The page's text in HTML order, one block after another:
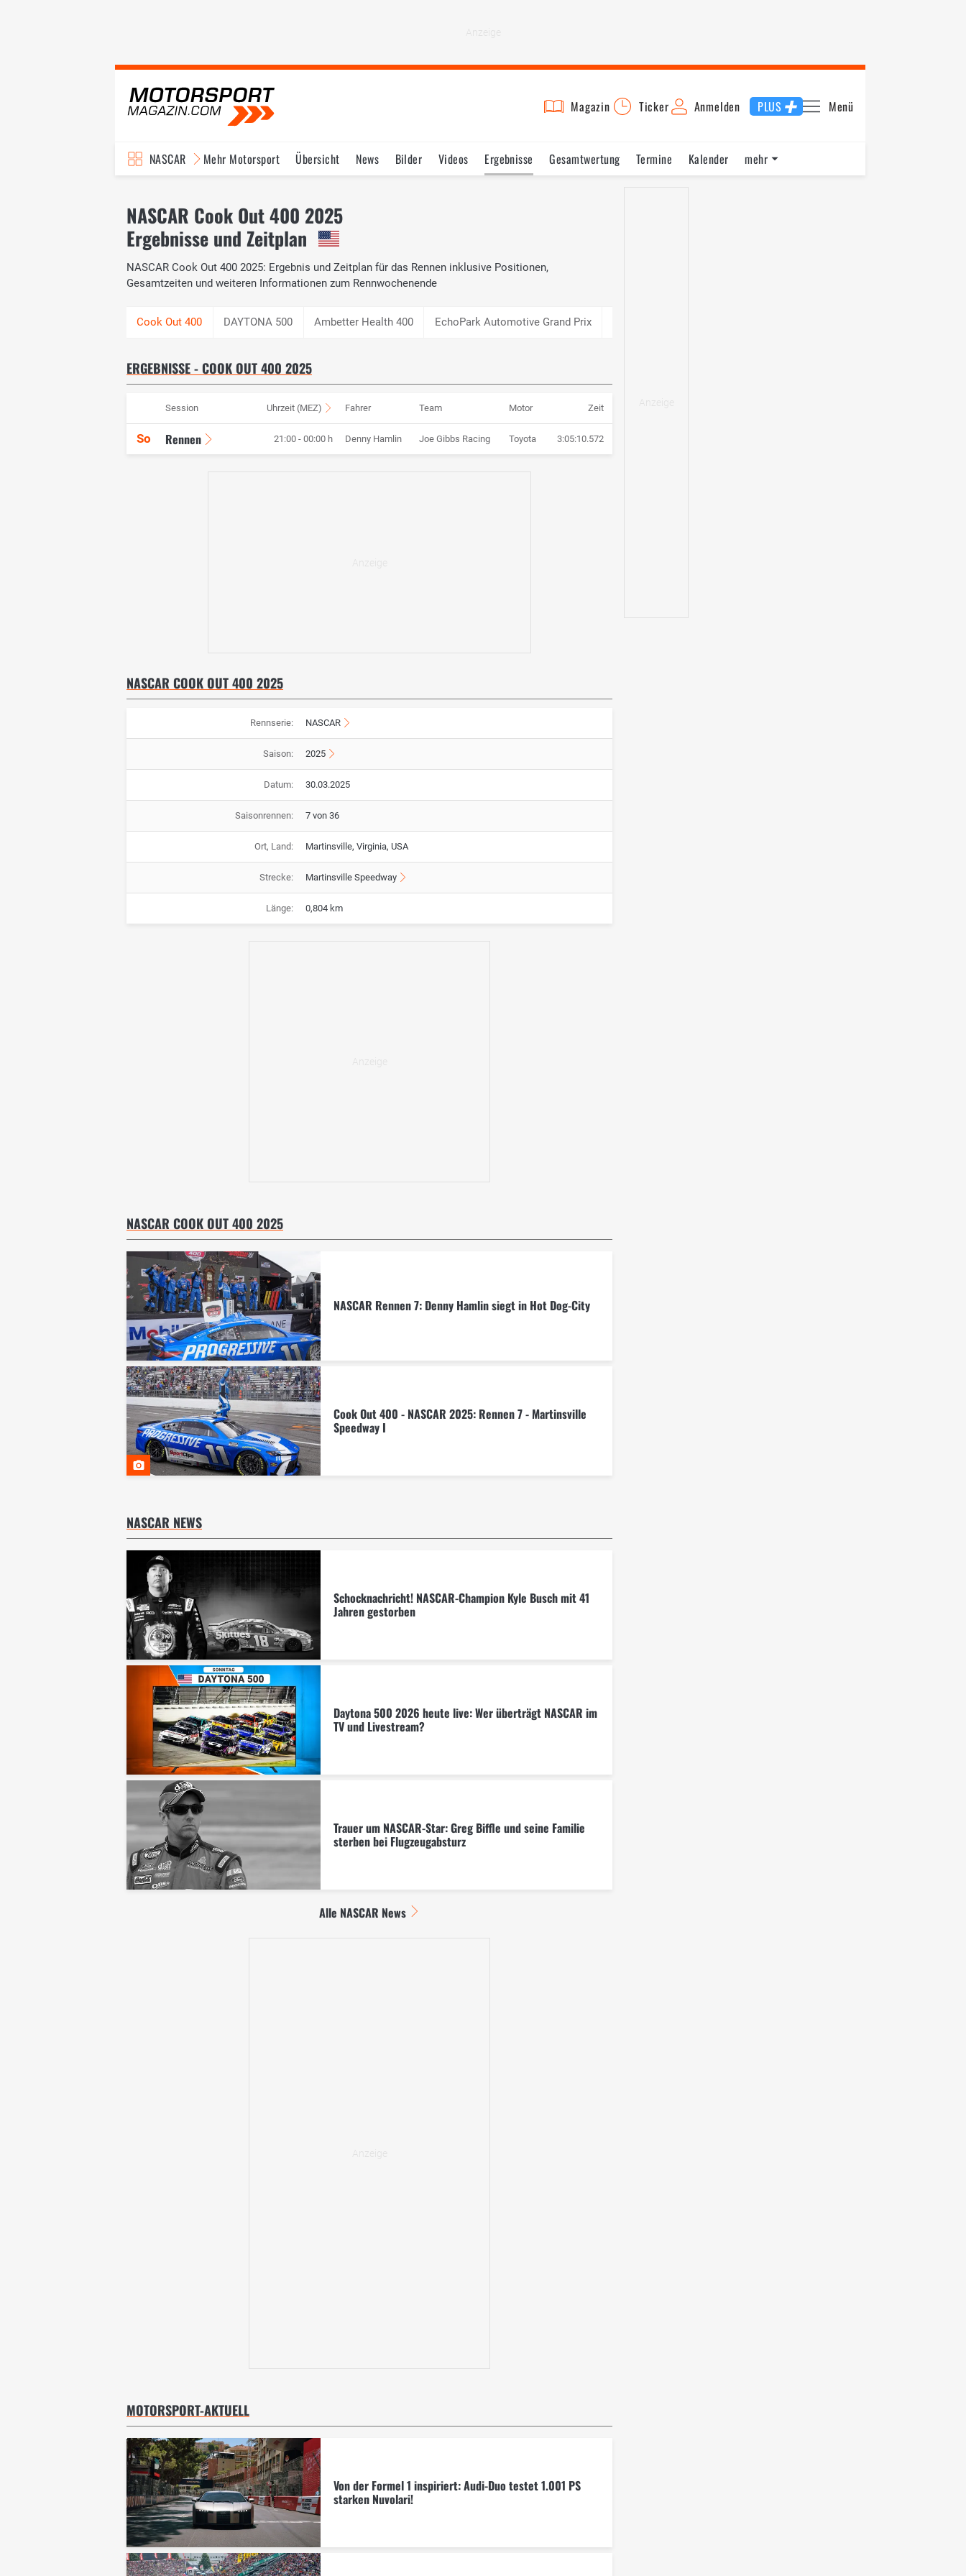
Magazin Ticker Anmelden PLUS Menü
NASCAR Mehr Motorsport Übersicht News Bilder Videos Ergebnisse Gesamtwertung Termine
Kalender
mehr
NASCAR Cook Out 400 2025
Ergebnisse und Zeitplan
NASCAR Cook Out 400 2025: Ergebnis und Zeitplan für das Rennen inklusive Positionen,
Gesamtzeiten und weiteren Informationen zum Rennwochenende
DAYTONA 500 Ambetter Health 400 EchoPark Automotive Grand Prix
ERGEBNISSE - COOK OUT 400 2025
Session Uhrzeit (MEZ) Fahrer Team Motor Zeit
So Rennen 21:00 - 00:00 h Denny Hamlin Joe Gibbs Racing Toyota 3:05:10.572
NASCAR COOK OUT 400 2025
Rennserie: NASCAR
Saison: 2025
Datum: 30.03.2025
Saisonrennen: 7 von 36
Ort, Land: Martinsville, Virginia, USA
Strecke: Martinsville Speedway
Länge: 0,804 km
NASCAR COOK OUT 400 2025
NASCAR Rennen 7: Denny Hamlin siegt in Hot Dog-City
Cook Out 400 - NASCAR 2025: Rennen 7 - Martinsville
Speedway I
NASCAR NEWS
Schocknachricht! NASCAR-Champion Kyle Busch mit 41
Jahren gestorben
Daytona 500 2026 heute live: Wer überträgt NASCAR im
TV und Livestream?
Trauer um NASCAR-Star: Greg Biffle und seine Familie
sterben bei Flugzeugabsturz
Alle NASCAR News
MOTORSPORT-AKTUELL
Von der Formel 1 inspiriert: Audi-Duo testet 1.001 PS
starken Nuvolari!